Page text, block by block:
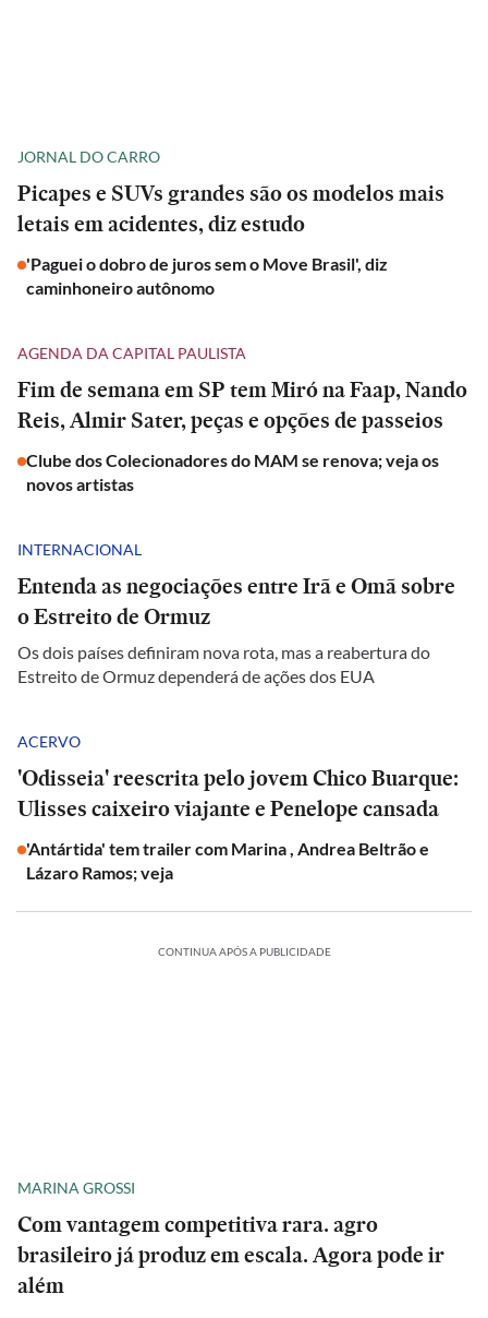
JORNAL DO CARRO
Picapes e SUVs grandes são os modelos mais
letais em acidentes, diz estudo
'Paguei o dobro de juros sem o Move Brasil', diz
caminhoneiro autônomo
AGENDA DA CAPITAL PAULISTA
Fim de semana em SP tem Miró na Faap, Nando
Reis, Almir Sater, peças e opções de passeios
Clube dos Colecionadores do MAM se renova; veja os
novos artistas
INTERNACIONAL
Entenda as negociações entre Irã e Omã sobre
o Estreito de Ormuz
Os dois países definiram nova rota, mas a reabertura do
Estreito de Ormuz dependerá de ações dos EUA
ACERVO
'Odisseia' reescrita pelo jovem Chico Buarque:
Ulisses caixeiro viajante e Penelope cansada
'Antártida' tem trailer com Marina , Andrea Beltrão e
Lázaro Ramos; veja
CONTINUA APÓS A PUBLICIDADE
MARINA GROSSI
Com vantagem competitiva rara. agro
brasileiro já produz em escala. Agora pode ir
além